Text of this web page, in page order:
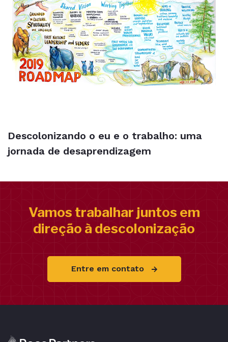
Descolonizando o eu e o trabalho: uma
jornada de desaprendizagem
Vamos trabalhar juntos em
direção à descolonização
Entre em contato